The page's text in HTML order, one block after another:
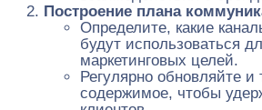
Построение плана
Определите, какие
будут использоваться
маркетинговых целей.
Регулярно обновляйте и
содержимое, чтобы